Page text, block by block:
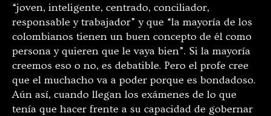
“joven, inteligente, centrado, conciliador,
responsable y trabajador” y que “la mayoría de los
colombianos tienen un buen concepto de él como
persona y quieren que le vaya bien”. Si la mayoría
creemos eso o no, es debatible. Pero el profe cree
que el muchacho va a poder porque es bondadoso.
Aún así, cuando llegan los exámenes de lo que
tenía que hacer frente a su capacidad de gobernar